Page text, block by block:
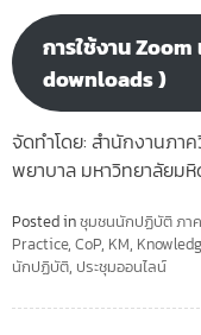
การใช้งาน
downloads )
จัดทำโดย: สำนักงานภา
พยาบาล มหาวิทยาลัยม
Posted inชุมชนนักปฏิบัติ ภา
Practice, CoP, KM,
นักปฏิบัติ, ประชุมออนไลน์